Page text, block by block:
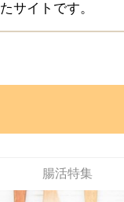
サイトです。
腸活特集